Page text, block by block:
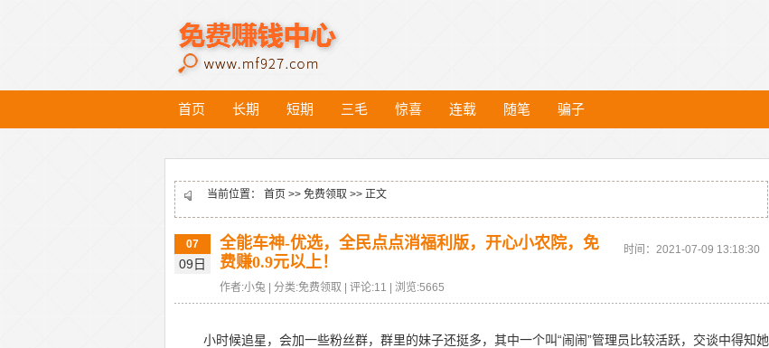
首页 长期 短期 三毛 惊喜 连载 随笔 骗子
当前位置： 首页 >> 免费领取 >> 正文
07
09日
时间：2021-07-09 13:18:30
全能车神-优选，全民点点消福利版，开心小农院，免
费赚0.9元以上！
作者:小兔 | 分类:免费领取 | 评论:11 | 浏览:5665
小时候追星，会加一些粉丝群，群里的妹子还挺多，其中一个叫“闹闹”管理员比较活跃，交谈中得知她